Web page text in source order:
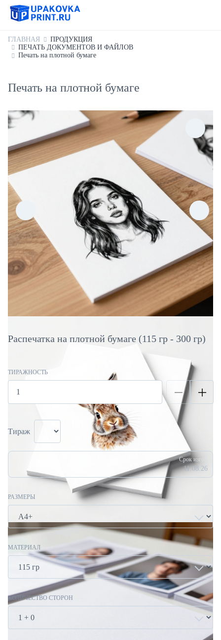
ГЛАВНАЯ
ПРОДУКЦИЯ
ПЕЧАТЬ ДОКУМЕНТОВ И ФАЙЛОВ
Печать на плотной бумаге
Печать на плотной бумаге
Распечатка на плотной бумаге (115 гр - 300 гр)
ТИРАЖНОСТЬ
Тираж
Срок изгот.
11.08.26
РАЗМЕРЫ
МАТЕРИАЛ
КОЛИЧЕСТВО СТОРОН